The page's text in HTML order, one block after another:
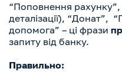
“Поповнення рахунку”,
деталізації), “Донат”,
допомога” – ці фрази
запиту від банку.
Правильно: